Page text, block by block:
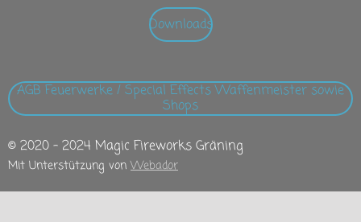
Downloads
AGB Feuerwerke / Special Effects Waffenmeister sowie
Shops
© 2020 - 2024 Magic Fireworks Gräning
Mit Unterstützung vonWebador